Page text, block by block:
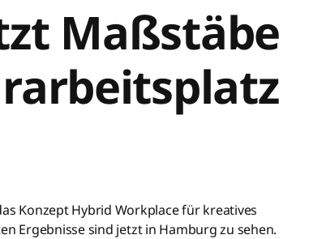
Maßstäbe
Konzept Hybrid Workplace für kreatives
Ergebnisse sind jetzt in Hamburg zu sehen.